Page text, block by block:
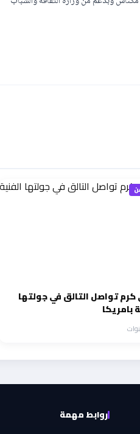
تواصل التالق في جولتها
بامريكا
روابط مهمة